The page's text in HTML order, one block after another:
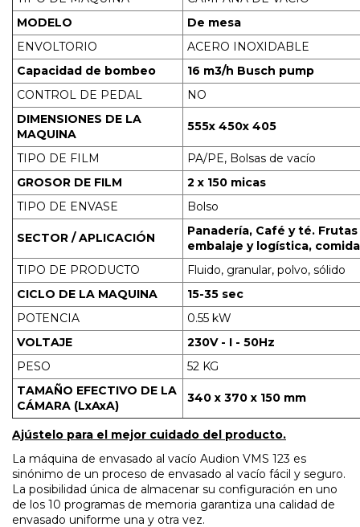
MODELO
De mesa
ENVOLTORIO
ACERO INOXIDABLE
Capacidad de bombeo
16 m3/h Busch pump
CONTROL DE PEDAL
NO
DIMENSIONES DE LA
MAQUINA
555x 450x 405
TIPO DE FILM
PA/PE, Bolsas de vacío
GROSOR DE FILM
2 x 150 micas
TIPO DE ENVASE
Bolso
SECTOR / APLICACIÓN
Panadería, Café y té.
embalaje y logística,
TIPO DE PRODUCTO
Fluido, granular, polvo, sólido
CICLO DE LA MAQUINA
15-35 sec
POTENCIA
0.55 kW
VOLTAJE
230V - I - 50Hz
PESO
52 KG
TAMAÑO EFECTIVO DE LA
CÁMARA (LxAxA)
340 x 370 x 150 mm
Ajústelo para el mejor cuidado del producto.
La máquina de envasado al vacío Audion VMS 123 es
sinónimo de un proceso de envasado al vacío fácil y seguro.
La posibilidad única de almacenar su configuración en uno
de los 10 programas de memoria garantiza una calidad de
envasado uniforme una y otra vez.